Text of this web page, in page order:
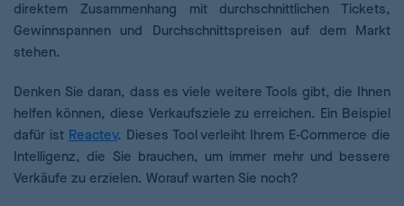
direktem Zusammenhang mit durchschnittlichen Tickets,
Gewinnspannen und Durchschnittspreisen auf dem Markt
stehen.
Denken Sie daran, dass es viele weitere Tools gibt, die Ihnen
helfen können, diese Verkaufsziele zu erreichen. Ein Beispiel
dafür ist Reactev. Dieses Tool verleiht Ihrem E-Commerce die
Intelligenz, die Sie brauchen, um immer mehr und bessere
Verkäufe zu erzielen. Worauf warten Sie noch?